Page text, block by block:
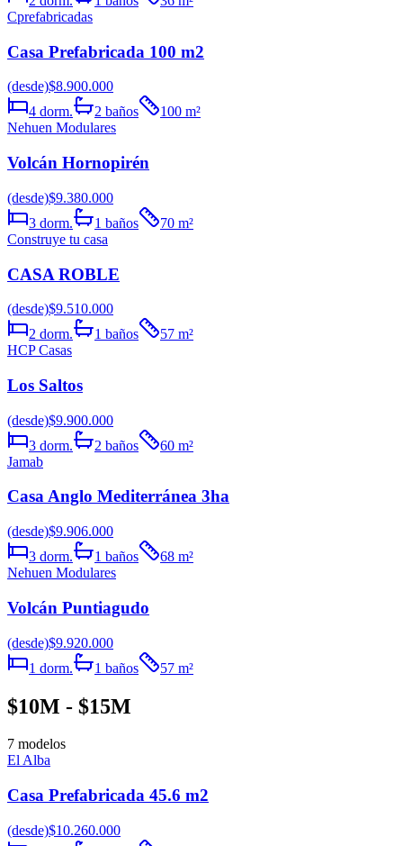
Cprefabricadas
Casa Prefabricada 100 m2
(desde)$8.900.000
4 dorm. 2 baños 100 m²
Nehuen Modulares
Volcán Hornopirén
(desde)$9.380.000
3 dorm. 1 baños 70 m²
Construye tu casa
CASA ROBLE
(desde)$9.510.000
2 dorm. 1 baños 57 m²
HCP Casas
Los Saltos
(desde)$9.900.000
3 dorm. 2 baños 60 m²
Jamab
Casa Anglo Mediterránea 3ha
(desde)$9.906.000
3 dorm. 1 baños 68 m²
Nehuen Modulares
Volcán Puntiagudo
(desde)$9.920.000
1 dorm. 1 baños 57 m²
$10M - $15M
7 modelos
El Alba
Casa Prefabricada 45.6 m2
(desde)$10.260.000